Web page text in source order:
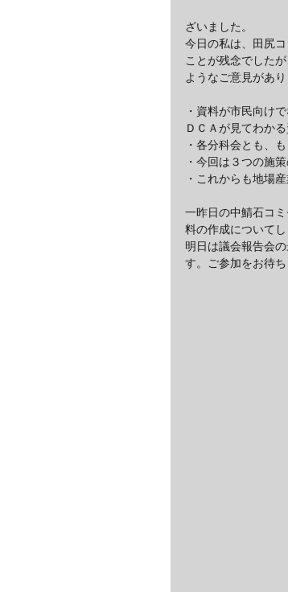
ざいました。
今日の私は、田尻
ことが残念でした
ようなご意見があり
・資料が市民向け
ＤＣＡが見てわか
・各分科会とも、
・今回は３つの施
・これからも地場
一昨日の中鯖石コ
料の作成について
明日は議会報告会
す。ご参加をお待ち